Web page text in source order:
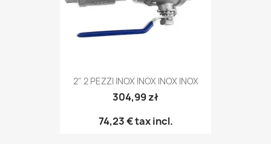
2" 2 PEZZI INOX INOX INOX INOX
304,99 zł
74,23 €tax incl.